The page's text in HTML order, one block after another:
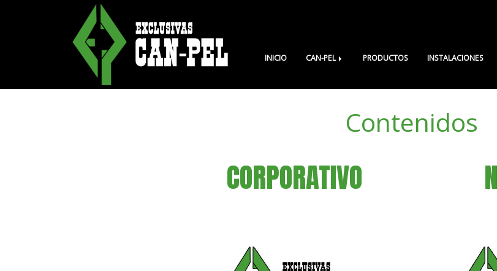
INICIO CAN-PEL PRODUCTOS INSTALACIONES
Contenidos
CORPORATIVO